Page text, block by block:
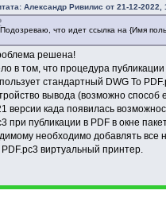
Александр Ривилис от 21-12-2022,
Подозреваю, что идет ссылка на {Имя
решена!
в том, что процедура
стандартный DWG To
вывода (возможно способ
версии када появилась
при публикации в PDF в окне
необходимо добавлять
PDF.pc3 виртуальный принтер.